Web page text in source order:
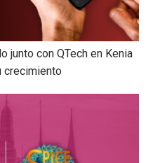
junto con QTech en Kenia
crecimiento